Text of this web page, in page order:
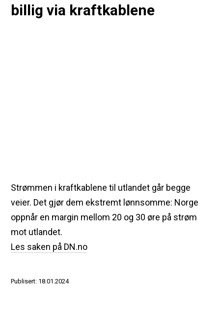
billig via kraftkablene
Strømmen i kraftkablene til utlandet går begge
veier. Det gjør dem ekstremt lønnsomme: Norge
oppnår en margin mellom 20 og 30 øre på strøm
mot utlandet.
Les saken på DN.no
Publisert: 18.01.2024